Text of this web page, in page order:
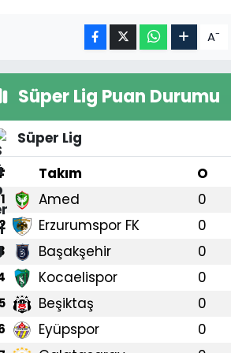
A-
Süper Lig Puan Durumu
Süper Lig
Takım O
1 Amed 0
Erzurumspor FK 0
Başakşehir 0
Kocaelispor 0
Beşiktaş 0
Eyüpspor 0